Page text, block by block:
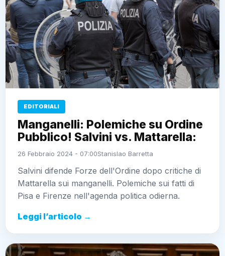
EDITORIALI
Manganelli: Polemiche su Ordine
Pubblico! Salvini vs. Mattarella:
26 Febbraio 2024 - 07:00Stanislao Barretta
Salvini difende Forze dell'Ordine dopo critiche di
Mattarella sui manganelli. Polemiche sui fatti di
Pisa e Firenze nell'agenda politica odierna.
Leggi l’articolo →